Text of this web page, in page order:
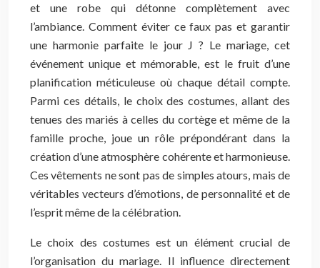
et une robe qui détonne complètement avec
l’ambiance. Comment éviter ce faux pas et garantir
une harmonie parfaite le jour J ? Le mariage, cet
événement unique et mémorable, est le fruit d’une
planification méticuleuse où chaque détail compte.
Parmi ces détails, le choix des costumes, allant des
tenues des mariés à celles du cortège et même de la
famille proche, joue un rôle prépondérant dans la
création d’une atmosphère cohérente et harmonieuse.
Ces vêtements ne sont pas de simples atours, mais de
véritables vecteurs d’émotions, de personnalité et de
l’esprit même de la célébration.
Le choix des costumes est un élément crucial de
l’organisation du mariage. Il influence directement